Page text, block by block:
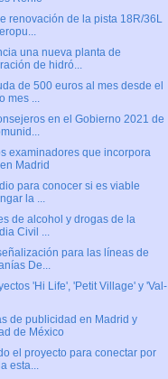
renovación de la pista 18R/36L
una nueva planta de
de hidró...
de 500 euros al mes desde el
mes ...
en el Gobierno 2021 de
examinadores que incorpora
Madrid
para conocer si es viable
la ...
de alcohol y drogas de la
Civil ...
para las líneas de
De...
'Hi Life', 'Petit Village' y 'Val-
de publicidad en Madrid y
de México
el proyecto para conectar por
esta...